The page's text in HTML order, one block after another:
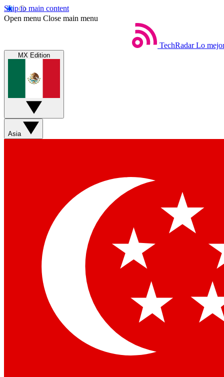
Skip to main content
Open menu Close main menu
TechRadar Lo
MX Edition
Asia